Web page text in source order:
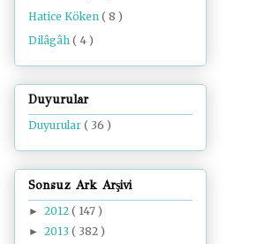
Hatice Köken ( 8 )
Dilâgâh ( 4 )
Duyurular
Duyurular ( 36 )
Sonsuz Ark Arşivi
► 2012 ( 147 )
► 2013 ( 382 )